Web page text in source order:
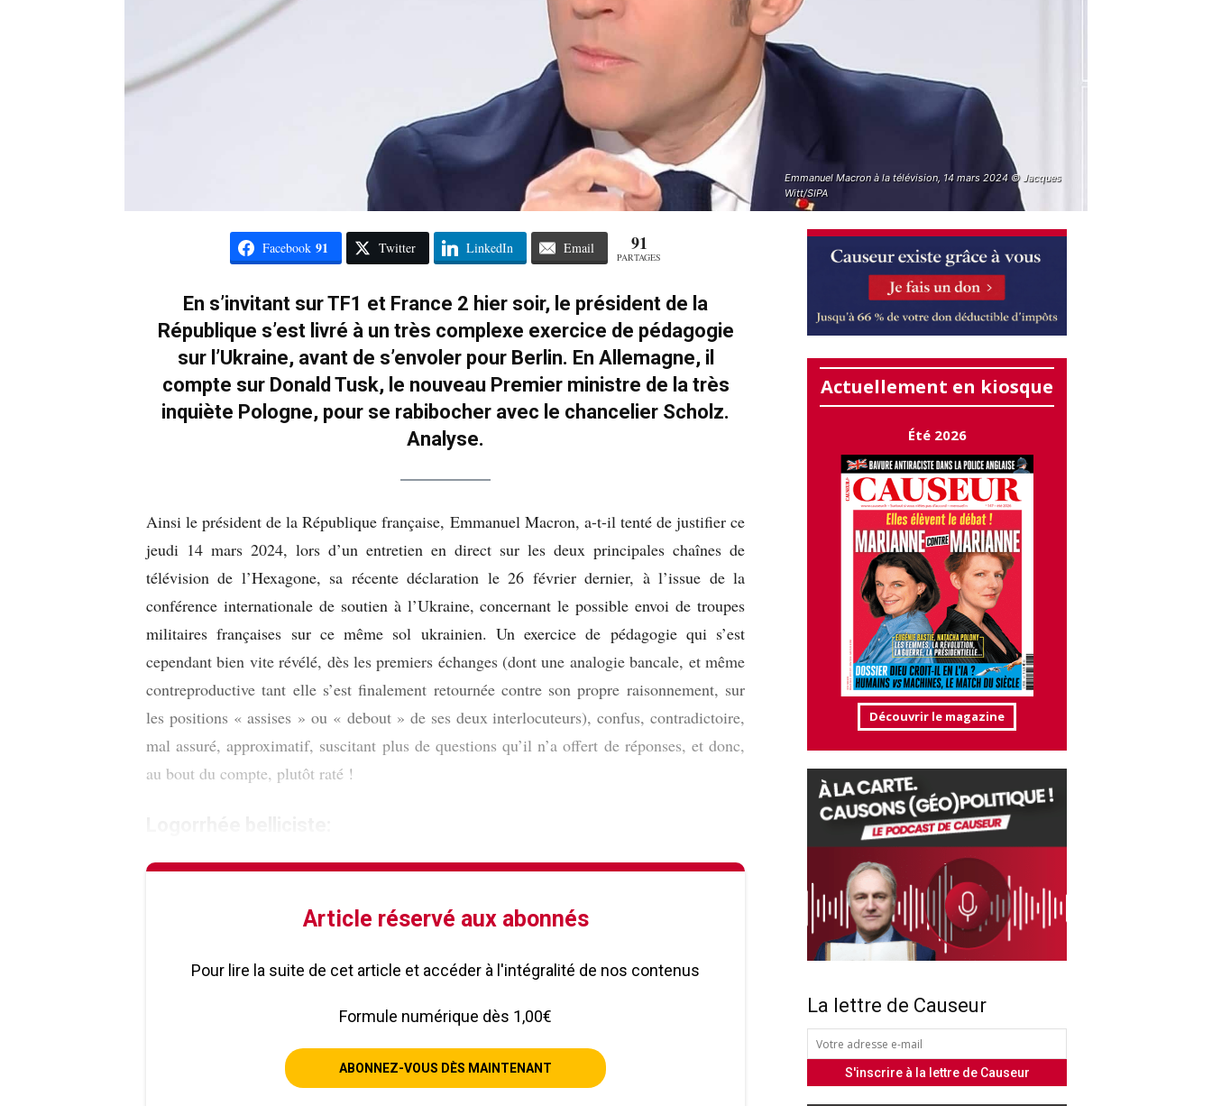
Emmanuel Macron à la télévision, 14 mars 2024 © Jacques
Witt/SIPA
Facebook 91 Twitter LinkedIn Email 91
PARTAGES
En s’invitant sur TF1 et France 2 hier soir, le président de la
République s’est livré à un très complexe exercice de pédagogie
sur l’Ukraine, avant de s’envoler pour Berlin. En Allemagne, il
compte sur Donald Tusk, le nouveau Premier ministre de la très
inquiète Pologne, pour se rabibocher avec le chancelier Scholz.
Analyse.
Ainsi le président de la République française, Emmanuel Macron, a-t-il tenté de justifier ce
jeudi 14 mars 2024, lors d’un entretien en direct sur les deux principales chaînes de
télévision de l’Hexagone, sa récente déclaration le 26 février dernier, à l’issue de la
conférence internationale de soutien à l’Ukraine, concernant le possible envoi de troupes
militaires françaises sur ce même sol ukrainien. Un exercice de pédagogie qui s’est
cependant bien vite révélé, dès les premiers échanges (dont une analogie bancale, et même
contreproductive tant elle s’est finalement retournée contre son propre raisonnement, sur
les positions « assises » ou « debout » de ses deux interlocuteurs), confus, contradictoire,
mal assuré, approximatif, suscitant plus de questions qu’il n’a offert de réponses, et donc,
au bout du compte, plutôt raté !
Article réservé aux abonnés
Pour lire la suite de cet article et accéder à l'intégralité de nos contenus
Formule numérique dès 1,00€
ABONNEZ-VOUS DÈS MAINTENANT
Actuellement en kiosque
Été 2026
Découvrir le magazine
La lettre de Causeur